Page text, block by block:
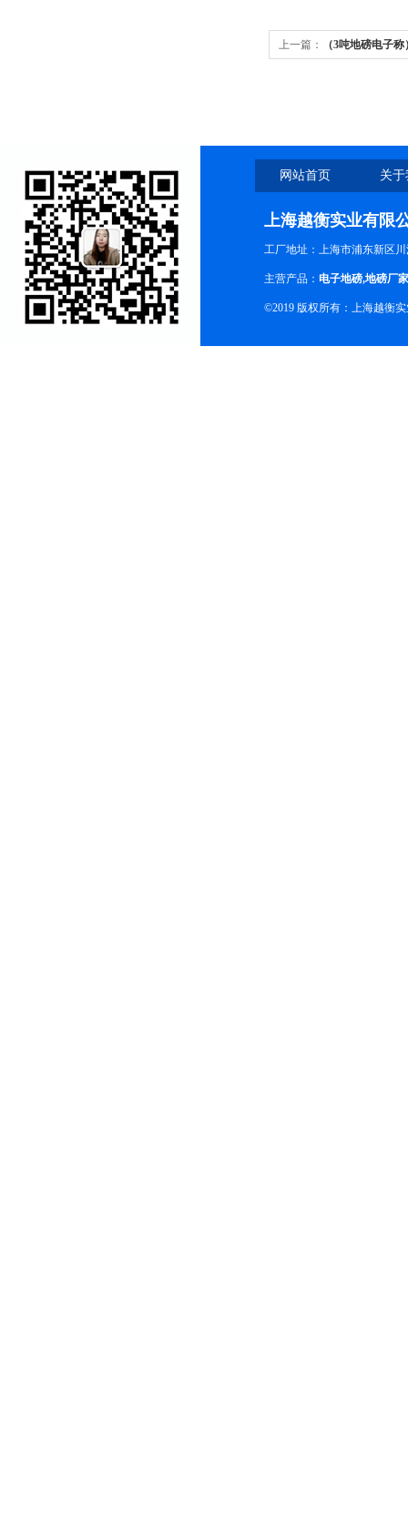
上一篇： （3吨地磅电子
网站首页 关
上海越衡实业有限
工厂地址：上海市浦东新区川
主营产品： 电子地磅,地磅厂家
©2019 版权所有：上海越衡